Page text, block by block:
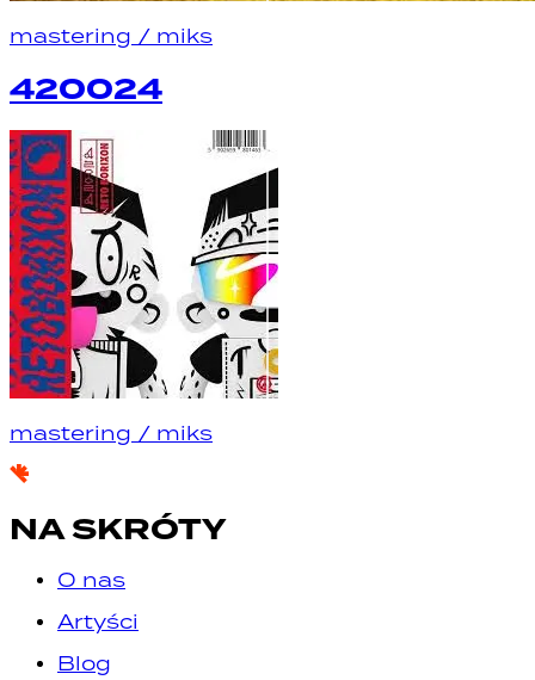
mastering / miks
420024
mastering / miks
NA SKRÓTY
O nas
Artyści
Blog